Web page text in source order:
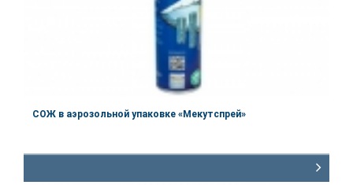
СОЖ в аэрозольной упаковке «Мекутспрей»
Артикул:
60.1150